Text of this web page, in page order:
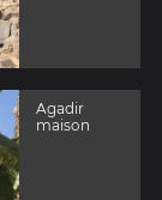
Agadir
maison